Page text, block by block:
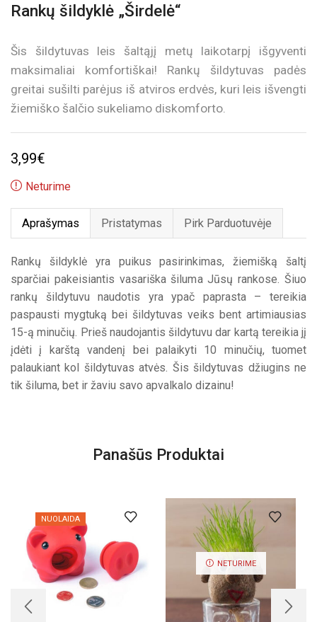
Rankų šildyklė „Širdelė“
Šis šildytuvas leis šaltąjį metų laikotarpį išgyventi
maksimaliai komfortiškai! Rankų šildytuvas padės
greitai sušilti parėjus iš atviros erdvės, kuri leis išvengti
žiemiško šalčio sukeliamo diskomforto.
3,99€
Neturime
Aprašymas Pristatymas Pirk Parduotuvėje
Rankų šildyklė yra puikus pasirinkimas, žiemišką šaltį
sparčiai pakeisiantis vasariška šiluma Jūsų rankose. Šiuo
rankų šildytuvu naudotis yra ypač paprasta – tereikia
paspausti mygtuką bei šildytuvas veiks bent artimiausias
15-ą minučių. Prieš naudojantis šildytuvu dar kartą tereikia jį
įdėti į karštą vandenį bei palaikyti 10 minučių, tuomet
palaukiant kol šildytuvas atvės. Šis šildytuvas džiugins ne
tik šiluma, bet ir žaviu savo apvalkalo dizainu!
Panašūs Produktai
NUOLAIDA
NETURIME